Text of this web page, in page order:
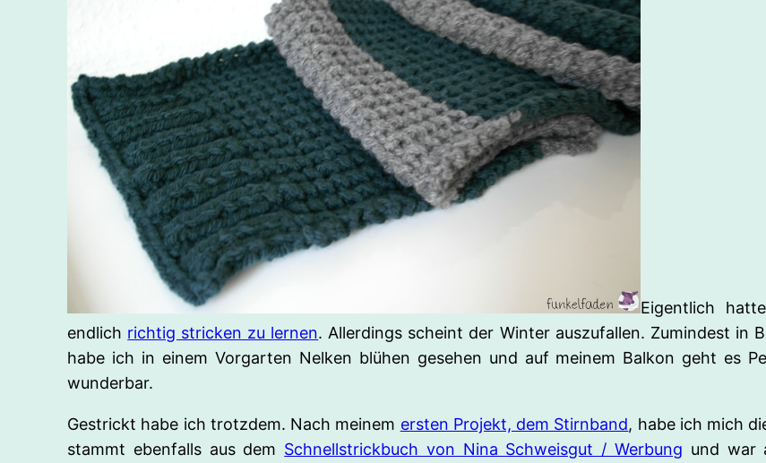
Eigentlich
endlich richtig stricken zu lernen. Allerdings scheint der Winter auszufallen. Zumindest in
habe ich in einem Vorgarten Nelken blühen gesehen und auf meinem Balkon geht es
wunderbar.
Gestrickt habe ich trotzdem. Nach meinem ersten Projekt, dem Stirnband, habe ich mich
stammt ebenfalls aus dem Schnellstrickbuch von Nina Schweisgut / Werbung und war